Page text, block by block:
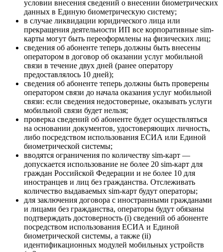
условии внесения сведений о внесении биометрических
данных в Единую биометрическую систему;
в случае ликвидации юридического лица или
прекращения деятельности ИП все корпоративные sim-
карты могут быть переоформлены на физических лиц;
сведения об абоненте теперь должны быть внесены
оператором в договор об оказании услуг мобильной
связи в течение двух дней (ранее оператору
предоставлялось 10 дней);
сведения об абоненте теперь должны быть проверены
оператором связи до начала оказания услуг мобильной
связи: если сведения недостоверные, оказывать услуги
мобильной связи будет нельзя;
проверка сведений об абоненте будет осуществляться
на основании документов, удостоверяющих личность,
либо посредством использования ЕСИА или Единой
биометрической системы;
вводятся ограничения по количеству sim-карт —
допускается использование не более 20 sim-карт для
граждан Российской Федерации и не более 10 для
иностранцев и лиц без гражданства. Отслеживать
количество выдаваемых sim-карт будут операторы;
для заключения договора с иностранными гражданами
и лицами без гражданства, операторы будут обязаны
подтверждать достоверность (i) сведений об абоненте
посредством использования ЕСИА и Единой
биометрической системы, а также (ii)
идентификационных модулей мобильных устройств